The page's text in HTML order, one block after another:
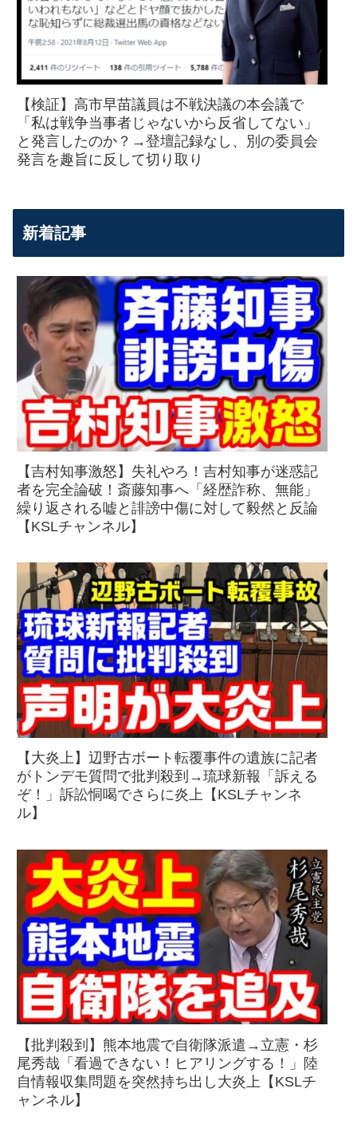
【検証】高市早苗議員は不戦決議の本会議で
「私は戦争当事者じゃないから反省してない」
と発言したのか？→登壇記録なし、別の委員会
発言を趣旨に反して切り取り
新着記事
【吉村知事激怒】失礼やろ！吉村知事が迷惑記
者を完全論破！斎藤知事へ「経歴詐称、無能」
繰り返される嘘と誹謗中傷に対して毅然と反論
【KSLチャンネル】
【大炎上】辺野古ボート転覆事件の遺族に記者
がトンデモ質問で批判殺到→琉球新報「訴える
ぞ！」訴訟恫喝でさらに炎上【KSLチャンネ
ル】
【批判殺到】熊本地震で自衛隊派遣→立憲・杉
尾秀哉「看過できない！ヒアリングする！」陸
自情報収集問題を突然持ち出し大炎上【KSLチ
ャンネル】